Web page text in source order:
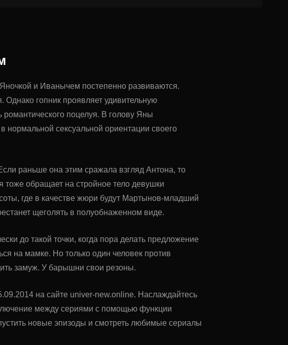
и Иванычем постепенно развиваются.
гопник проявляет удивительную
поцелуя. В голову Яны
сексуальной ориентации своего
раньше она этим сражала взгляд Антона, то
тоже обращает на стройное тело девушки
где в качестве жюри будут Мартынов-младший
щеголять в полуобнаженном виде.
до такой точки, когда пора делать предложение
на мамке. Но только один человек против
замуж. У барышни свои резоны.
на сайте univer-new.online. Наслаждайтесь
между сериями с помощью функции
новые эпизоды и смотреть любимые сериалы